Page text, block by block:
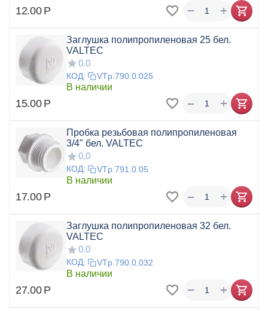
12.00 Р +
−
Заглушка полипропиленовая 25 бел.
VALTEC
0.0
КОД: VTp.790.0.025
В наличии
15.00 Р +
−
Пробка резьбовая полипропиленовая
3/4" бел. VALTEC
0.0
КОД: VTp.791.0.05
В наличии
17.00 Р +
−
Заглушка полипропиленовая 32 бел.
VALTEC
0.0
КОД: VTp.790.0.032
В наличии
27.00 Р +
−